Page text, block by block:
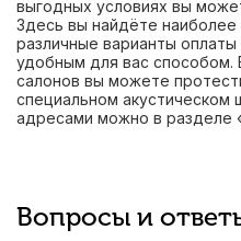
выгодных условиях вы
Здесь вы найдёте наиболее
различные варианты
удобным для вас
салонов вы можете
специальном акустическом
адресами можно в разделе
Вопросы и